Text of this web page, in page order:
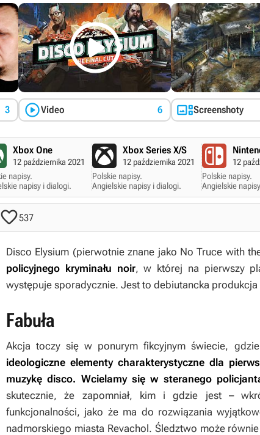
3

Video 6 Screenshoty
Xbox One
12 października 2021
napisy.
napisy i dialogi.
Xbox Series X/S
12 października 2021
Polskie napisy.
Angielskie napisy i dialogi.
12
Polskie napisy.
Angielskie
537
Disco Elysium (pierwotnie znane jako No Truce with
policyjnego kryminału noir, w której na pierwszy
występuje sporadycznie. Jest to debiutancka
Fabuła
Akcja toczy się w ponurym fikcyjnym świecie,
ideologiczne elementy charakterystyczne dla
muzykę disco. Wcielamy się w steranego
skutecznie, że zapomniał, kim i gdzie jest –
funkcjonalności, jako że ma do rozwiązania
nadmorskiego miasta Revachol. Śledztwo może